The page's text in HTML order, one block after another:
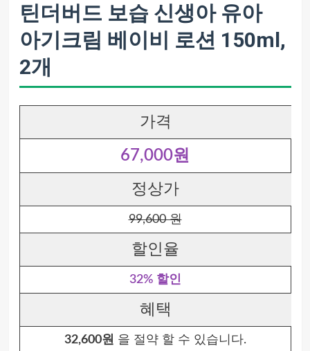
틴더버드 보습 신생아 유아
아기크림 베이비 로션 150ml,
2개
가격
67,000원
정상가
99,600 원
할인율
32% 할인
혜택
32,600원 을 절약 할 수 있습니다.